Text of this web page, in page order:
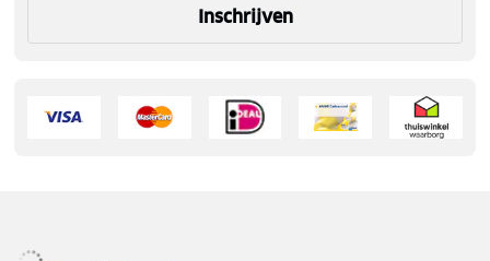
Inschrijven